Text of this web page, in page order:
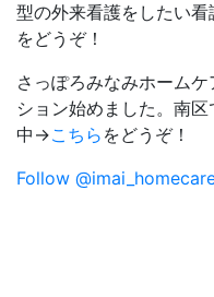
型の外来看護をしたい
をどうぞ！
さっぽろみなみホーム
ション始めました。南
中→こちら をどうぞ！
Follow